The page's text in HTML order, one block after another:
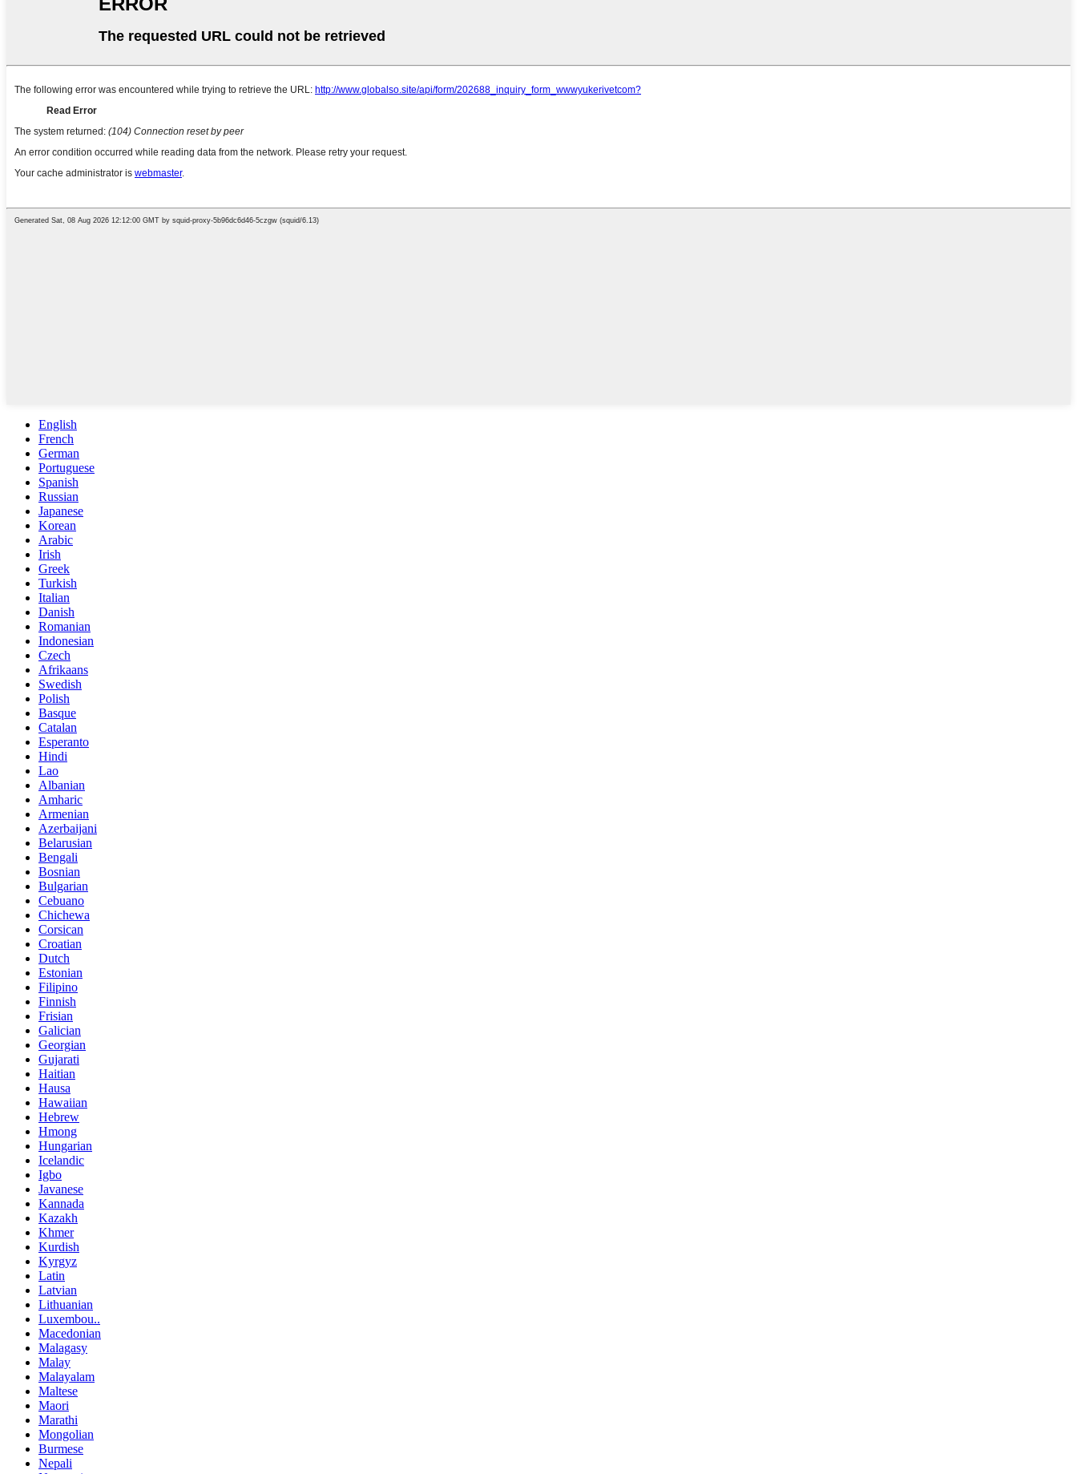
English
French
German
Portuguese
Spanish
Russian
Japanese
Korean
Arabic
Irish
Greek
Turkish
Italian
Danish
Romanian
Indonesian
Czech
Afrikaans
Swedish
Polish
Basque
Catalan
Esperanto
Hindi
Lao
Albanian
Amharic
Armenian
Azerbaijani
Belarusian
Bengali
Bosnian
Bulgarian
Cebuano
Chichewa
Corsican
Croatian
Dutch
Estonian
Filipino
Finnish
Frisian
Galician
Georgian
Gujarati
Haitian
Hausa
Hawaiian
Hebrew
Hmong
Hungarian
Icelandic
Igbo
Javanese
Kannada
Kazakh
Khmer
Kurdish
Kyrgyz
Latin
Latvian
Lithuanian
Luxembou..
Macedonian
Malagasy
Malay
Malayalam
Maltese
Maori
Marathi
Mongolian
Burmese
Nepali